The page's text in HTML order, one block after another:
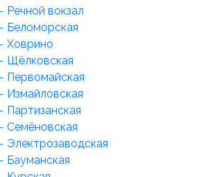
Речной вокзал
Беломорская
Ховрино
Щёлковская
Первомайская
Измайловская
Партизанская
Семёновская
Электрозаводская
Бауманская